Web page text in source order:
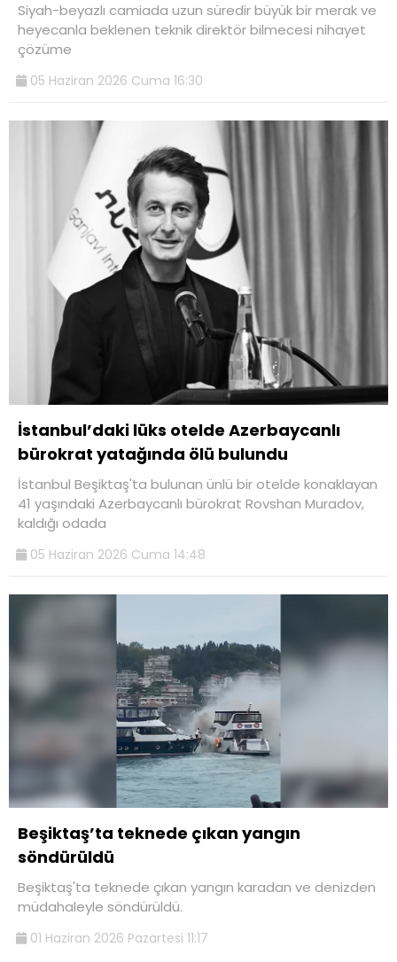
Siyah-beyazlı camiada uzun süredir büyük bir merak ve
heyecanla beklenen teknik direktör bilmecesi nihayet
çözüme
05 Haziran 2026 Cuma 16:30
İstanbul’daki lüks otelde Azerbaycanlı
bürokrat yatağında ölü bulundu
İstanbul Beşiktaş'ta bulunan ünlü bir otelde konaklayan
41 yaşındaki Azerbaycanlı bürokrat Rovshan Muradov,
kaldığı odada
05 Haziran 2026 Cuma 14:48
Beşiktaş’ta teknede çıkan yangın
söndürüldü
Beşiktaş'ta teknede çıkan yangın karadan ve denizden
müdahaleyle söndürüldü.
01 Haziran 2026 Pazartesi 11:17